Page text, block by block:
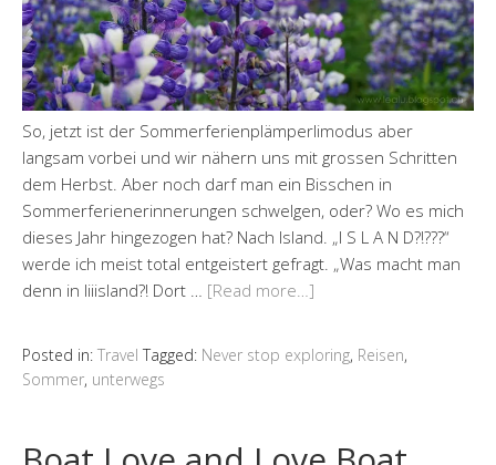
So, jetzt ist der Sommerferienplämperlimodus aber
langsam vorbei und wir nähern uns mit grossen Schritten
dem Herbst. Aber noch darf man ein Bisschen in
Sommerferienerinnerungen schwelgen, oder? Wo es mich
dieses Jahr hingezogen hat? Nach Island. „I S L A N D?!???“
werde ich meist total entgeistert gefragt. „Was macht man
denn in Iiiisland?! Dort … [Read more…]
Posted in: Travel Tagged: Never stop exploring, Reisen,
Sommer, unterwegs